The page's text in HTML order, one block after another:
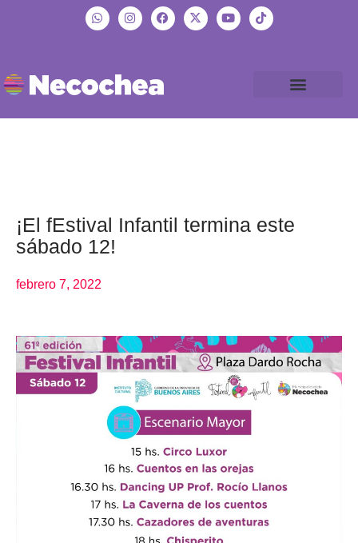
¡El fEstival Infantil termina este
sábado 12!
febrero 7, 2022